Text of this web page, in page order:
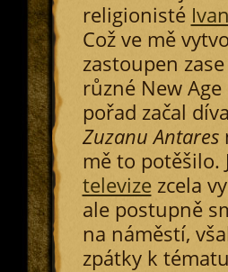
religionisté
Což ve mě
zastoupen
různé New
pořad začal
Zuzanu Antares
mě to potěšilo.
televizezcela
ale postupně
na náměstí,
zpátky k